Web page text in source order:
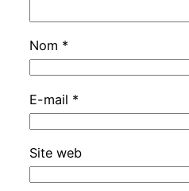
Nom *
E-mail *
Site web